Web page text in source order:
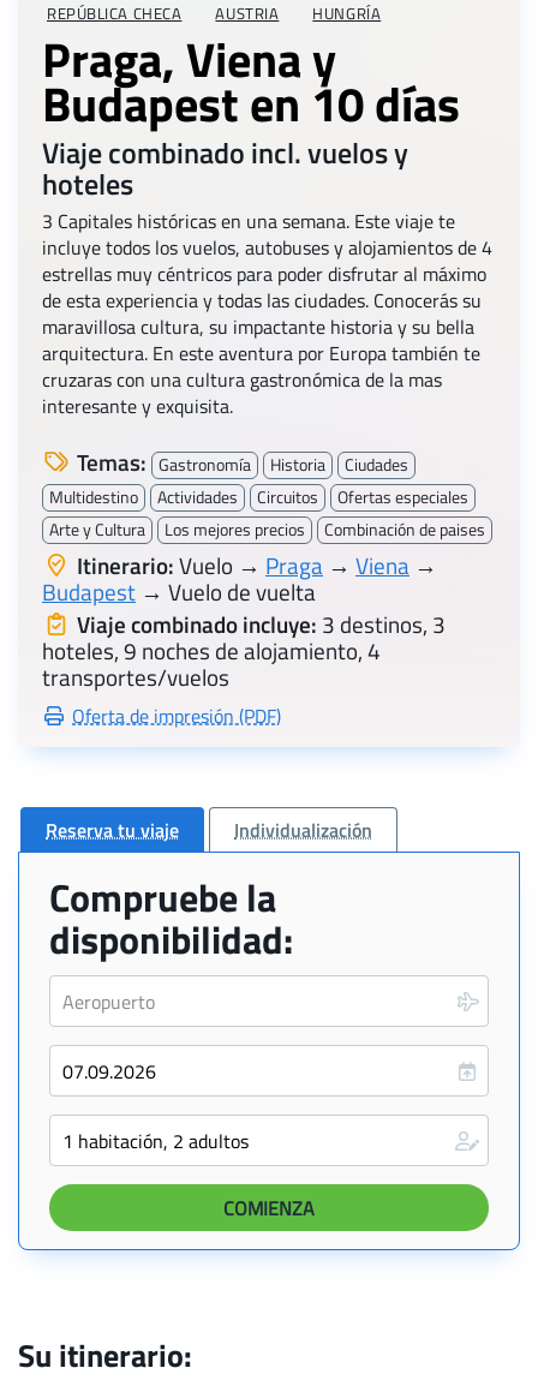
REPÚBLICA CHECA AUSTRIA HUNGRÍA
Praga, Viena y
Budapest en 10 días
Viaje combinado incl. vuelos y
hoteles
3 Capitales históricas en una semana. Este viaje te
incluye todos los vuelos, autobuses y alojamientos de 4
estrellas muy céntricos para poder disfrutar al máximo
de esta experiencia y todas las ciudades. Conocerás su
maravillosa cultura, su impactante historia y su bella
arquitectura. En este aventura por Europa también te
cruzaras con una cultura gastronómica de la mas
interesante y exquisita.
Temas: Gastronomía Historia
Ciudades
Multidestino
Actividades Circuitos
Ofertas especiales
Arte y Cultura
Los mejores precios Combinación de paises
Itinerario:Vuelo → Praga → Viena →
Budapest → Vuelo de vuelta
Viaje combinado incluye: 3 destinos, 3
hoteles, 9 noches de alojamiento, 4
transportes/vuelos
Oferta de impresión (PDF)
Reserva tu viaje Individualización
Compruebe la
disponibilidad:
Su itinerario: